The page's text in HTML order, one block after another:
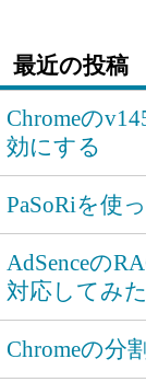
最近の投稿
Chromeの
効にする
PaSoRiを使
AdSenceの
対応してみた
Chromeの分